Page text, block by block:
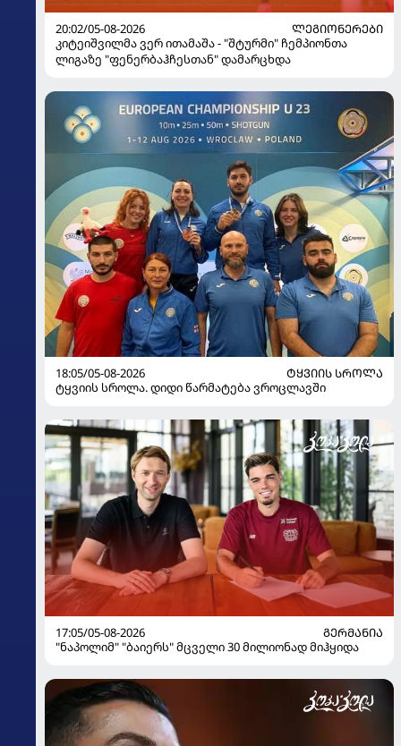
20:02/05-08-2026
ᲚᲔᲒᲘᲝᲜᲔᲠᲔᲑᲘ
კიტეიშვილმა ვერ ითამაშა - "შტურმი" ჩემპიონთა
ლიგაზე "ფენერბაჰჩესთან" დამარცხდა
18:05/05-08-2026
ᲢᲧᲕᲘᲘᲡ ᲡᲠᲝᲚᲐ
ტყვიის სროლა. დიდი წარმატება ვროცლავში
17:05/05-08-2026
ᲒᲔᲠᲛᲐᲜᲘᲐ
"ნაპოლიმ" "ბაიერს" მცველი 30 მილიონად მიჰყიდა